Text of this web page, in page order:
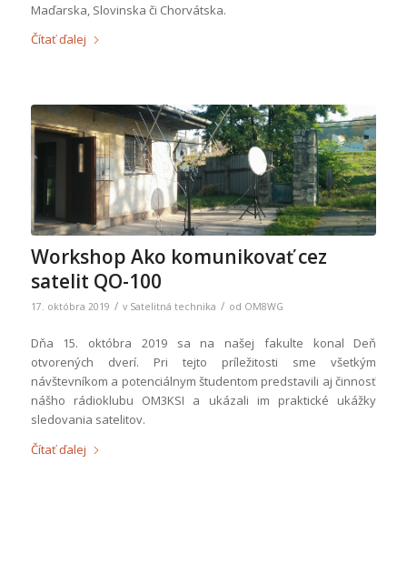
Maďarska, Slovinska či Chorvátska.
Čítať ďalej
Workshop Ako komunikovať cez
satelit QO-100
17. októbra 2019 / v Satelitná technika / od OM8WG
Dňa 15. októbra 2019 sa na našej fakulte konal Deň
otvorených dverí. Pri tejto príležitosti sme všetkým
návštevníkom a potenciálnym študentom predstavili aj činnosť
nášho rádioklubu OM3KSI a ukázali im praktické ukážky
sledovania satelitov.
Čítať ďalej